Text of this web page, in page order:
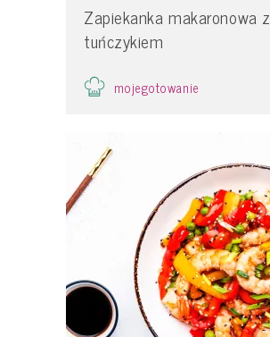
Zapiekanka makaronowa z
tuńczykiem
mojegotowanie